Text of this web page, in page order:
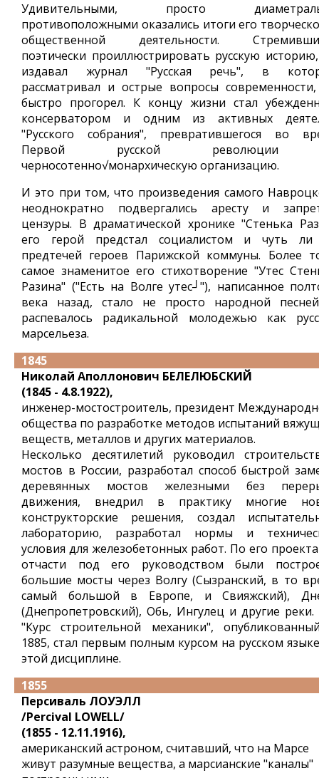
Удивительными, просто
противоположными оказались итоги его
общественной деятельности.
поэтически проиллюстрировать русскую
издавал журнал "Русская речь", в
рассматривал и острые вопросы
быстро прогорел. К концу жизни стал
консерватором и одним из активных
"Русского собрания", превратившегося во
Первой русской
черносотенно√монархическую организацию.
И это при том, что произведения самого
неоднократно подвергались аресту и
цензуры. В драматической хронике "Стенька
его герой предстал социалистом и чуть
предтечей героев Парижской коммуны. Более
самое знаменитое его стихотворение "Утес
Разина" ("Есть на Волге утес┘"), написанное
века назад, стало не просто народной
распевалось радикальной молодежью как
марсельеза.
1845
Николай Аполлонович БЕЛЕЛЮБСКИЙ
(1845 - 4.8.1922),
инженер-мостостроитель, президент
общества по разработке методов испытаний
веществ, металлов и других материалов.
Несколько десятилетий руководил
мостов в России, разработал способ быстрой
деревянных мостов железными без
движения, внедрил в практику многие
конструкторские решения, создал
лабораторию, разработал нормы и
условия для железобетонных работ. По его
отчасти под его руководством были
большие мосты через Волгу (Сызранский, в то
самый большой в Европе, и Свияжский),
(Днепропетровский), Обь, Ингулец и другие реки.
"Курс строительной механики",
1885, стал первым полным курсом на русском
этой дисциплине.
1855
Персиваль ЛОУЭЛЛ
/Percival LOWELL/
(1855 - 12.11.1916),
американский астроном, считавший, что на Марсе
живут разумные вещества, а марсианские "каналы"